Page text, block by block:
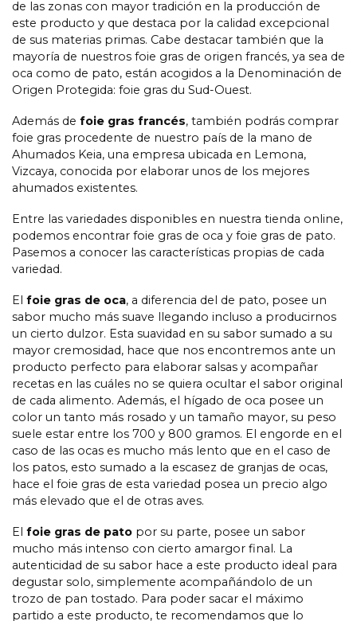
de las zonas con mayor tradición en la producción de
este producto y que destaca por la calidad excepcional
de sus materias primas. Cabe destacar también que la
mayoría de nuestros foie gras de origen francés, ya sea de
oca como de pato, están acogidos a la Denominación de
Origen Protegida: foie gras du Sud-Ouest.
Además de foie gras francés, también podrás comprar
foie gras procedente de nuestro país de la mano de
Ahumados Keia, una empresa ubicada en Lemona,
Vizcaya, conocida por elaborar unos de los mejores
ahumados existentes.
Entre las variedades disponibles en nuestra tienda online,
podemos encontrar foie gras de oca y foie gras de pato.
Pasemos a conocer las características propias de cada
variedad.
El foie gras de oca, a diferencia del de pato, posee un
sabor mucho más suave llegando incluso a producirnos
un cierto dulzor. Esta suavidad en su sabor sumado a su
mayor cremosidad, hace que nos encontremos ante un
producto perfecto para elaborar salsas y acompañar
recetas en las cuáles no se quiera ocultar el sabor original
de cada alimento. Además, el hígado de oca posee un
color un tanto más rosado y un tamaño mayor, su peso
suele estar entre los 700 y 800 gramos. El engorde en el
caso de las ocas es mucho más lento que en el caso de
los patos, esto sumado a la escasez de granjas de ocas,
hace el foie gras de esta variedad posea un precio algo
más elevado que el de otras aves.
El foie gras de pato por su parte, posee un sabor
mucho más intenso con cierto amargor final. La
autenticidad de su sabor hace a este producto ideal para
degustar solo, simplemente acompañándolo de un
trozo de pan tostado. Para poder sacar el máximo
partido a este producto, te recomendamos que lo